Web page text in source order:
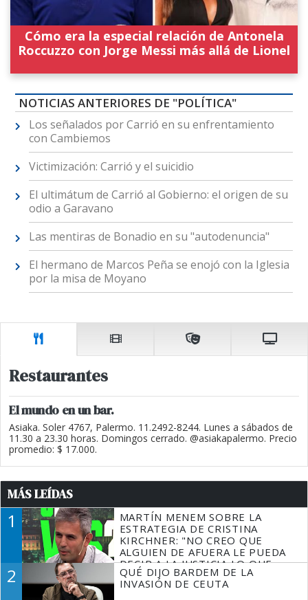
Cómo era la especial relación de Antonela
Roccuzzo con Jorge Messi más allá de Lionel
NOTICIAS ANTERIORES DE "POLÍTICA"
Los señalados por Carrió en su enfrentamiento
con Cambiemos
Victimización: Carrió y el suicidio
El ultimátum de Carrió al Gobierno: el origen de su
odio a Garavano
Las mentiras de Bonadio en su "autodenuncia"
El hermano de Marcos Peña se enojó con la Iglesia
por la misa de Moyano
Restaurantes
El mundo en un bar.
Asiaka. Soler 4767, Palermo. 11.2492-8244. Lunes a sábados de
11.30 a 23.30 horas. Domingos cerrado. @asiakapalermo. Precio
promedio: $ 17.000.
MÁS LEÍDAS
1
MARTÍN MENEM SOBRE LA
ESTRATEGIA DE CRISTINA
KIRCHNER: "NO CREO QUE
ALGUIEN DE AFUERA LE PUEDA
DECIR A LA JUSTICIA LO QUE
TIENE QUE HACER"
2
QUÉ DIJO BARDEM DE LA
INVASIÓN DE CEUTA